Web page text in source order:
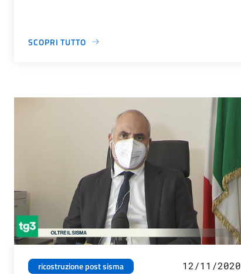
SCOPRI TUTTO
ricostruzione post sisma
12/11/2020